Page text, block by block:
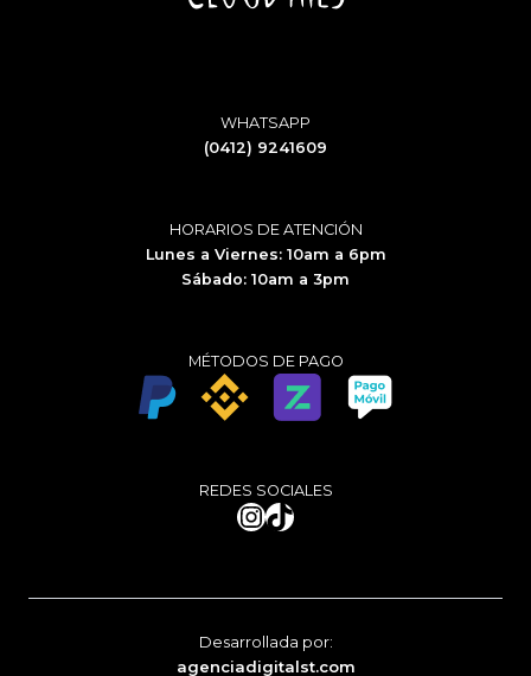
WHATSAPP
(0412) 9241609
HORARIOS DE ATENCIÓN
Lunes a Viernes: 10am a 6pm
Sábado: 10am a 3pm
MÉTODOS DE PAGO
REDES SOCIALES
Instagram
TikTok
Desarrollada por:
agenciadigitalst.com